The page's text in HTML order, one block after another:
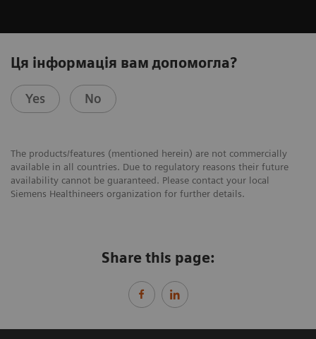
Ця інформація вам допомогла?
Yes No
The products/features (mentioned herein) are not commercially
available in all countries. Due to regulatory reasons their future
availability cannot be guaranteed. Please contact your local
Siemens Healthineers organization for further details.
Share this page: